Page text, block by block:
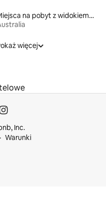
Miejsca na pobyt z widokiem na plażę
więcej
Inc.
Warunki